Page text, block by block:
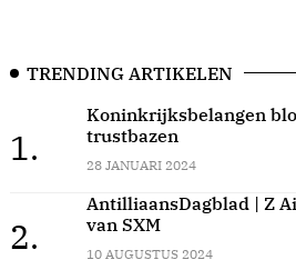
TRENDING ARTIKELEN
1.
Koninkrijksbelangen
trustbazen
28 JANUARI 2024
2.
AntilliaansDagblad | Z
van SXM
10 AUGUSTUS 2024